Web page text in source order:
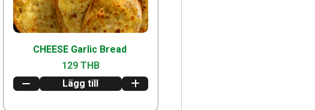
CHEESE Garlic Bread
129 THB
Lägg till